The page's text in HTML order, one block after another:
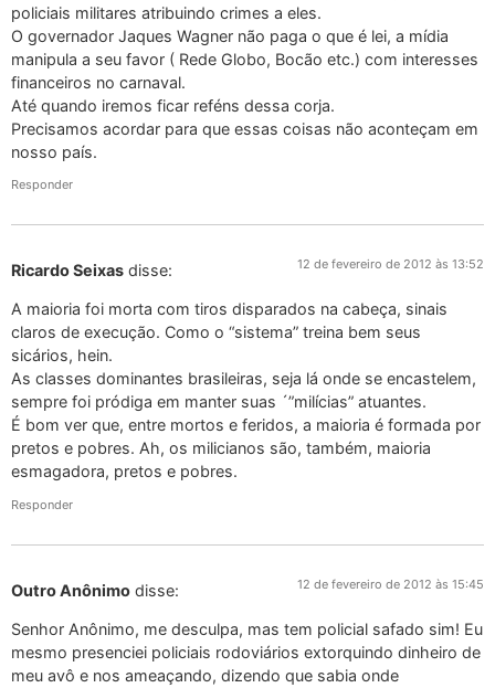
policiais militares atribuindo crimes a eles.
O governador Jaques Wagner não paga o que é lei, a mídia
manipula a seu favor ( Rede Globo, Bocão etc.) com interesses
financeiros no carnaval.
Até quando iremos ficar reféns dessa corja.
Precisamos acordar para que essas coisas não aconteçam em
nosso país.
Responder
Ricardo Seixas disse: 12 de fevereiro de 2012 às 13:52
A maioria foi morta com tiros disparados na cabeça, sinais
claros de execução. Como o “sistema” treina bem seus
sicários, hein.
As classes dominantes brasileiras, seja lá onde se encastelem,
sempre foi pródiga em manter suas ´”milícias” atuantes.
É bom ver que, entre mortos e feridos, a maioria é formada por
pretos e pobres. Ah, os milicianos são, também, maioria
esmagadora, pretos e pobres.
Responder
Outro Anônimo disse: 12 de fevereiro de 2012 às 15:45
Senhor Anônimo, me desculpa, mas tem policial safado sim! Eu
mesmo presenciei policiais rodoviários extorquindo dinheiro de
meu avô e nos ameaçando, dizendo que sabia onde